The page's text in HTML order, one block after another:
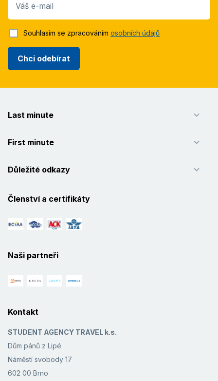
Váš e-mail
Chci odebírat
Souhlasím se zpracováním osobních údajů
Last minute
First minute
Důležité odkazy
Členství a certifikáty
Naši partneři
Kontakt
STUDENT AGENCY TRAVEL k.s.
Dům pánů z Lipé
Náměstí svobody 17
602 00 Brno